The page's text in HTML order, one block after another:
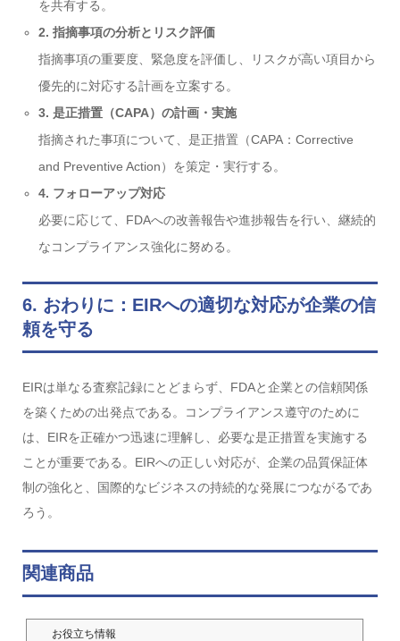
を共有する。
2. 指摘事項の分析とリスク評価
指摘事項の重要度、緊急度を評価し、リスクが高い項目から
優先的に対応する計画を立案する。
3. 是正措置（CAPA）の計画・実施
指摘された事項について、是正措置（CAPA：Corrective
and Preventive Action）を策定・実行する。
4. フォローアップ対応
必要に応じて、FDAへの改善報告や進捗報告を行い、継続的
なコンプライアンス強化に努める。
6. おわりに：EIRへの適切な対応が企業の信
頼を守る
EIRは単なる査察記録にとどまらず、FDAと企業との信頼関係
を築くための出発点である。コンプライアンス遵守のために
は、EIRを正確かつ迅速に理解し、必要な是正措置を実施する
ことが重要である。EIRへの正しい対応が、企業の品質保証体
制の強化と、国際的なビジネスの持続的な発展につながるであ
ろう。
関連商品
お役立ち情報